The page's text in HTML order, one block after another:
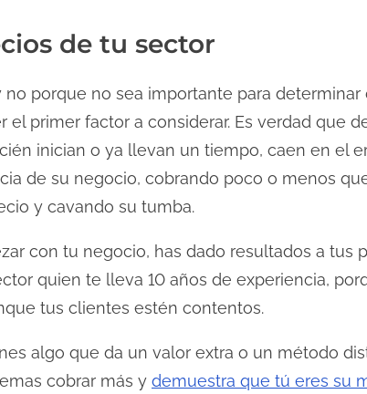
de tu sector
porque no sea importante para determinar
el primer factor a considerar. Es verdad que
inician o ya llevan un tiempo, caen en el
de su negocio, cobrando poco o menos
y cavando su tumba.
con tu negocio, has dado resultados a tus
quien te lleva 10 años de experiencia,
tus clientes estén contentos.
algo que da un valor extra o un método
cobrar más y demuestra que tú eres su